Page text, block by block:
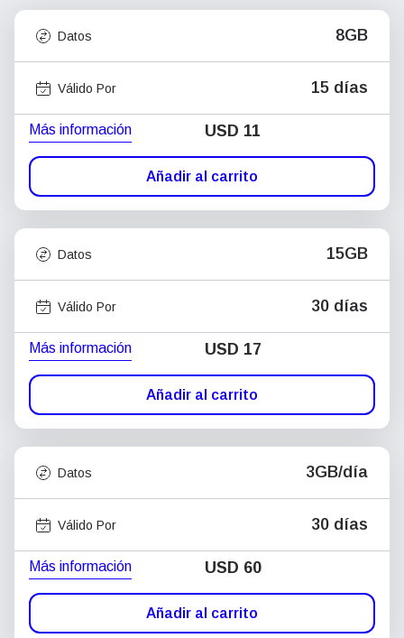
Datos 8GB
Válido Por 15 días
Más información USD 11
Añadir al carrito
Datos 15GB
Válido Por 30 días
Más información USD 17
Añadir al carrito
Datos 3GB/día
Válido Por 30 días
Más información USD 60
Añadir al carrito